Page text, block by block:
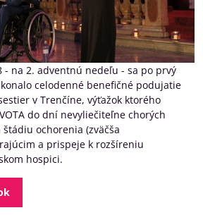
- na 2. adventnú nedeľu - sa po prvý
celodenné benefičné podujatie
v Trenčíne, výťažok ktorého
do dní nevyliečiteľne chorých
ochorenia (zväčša
a prispeje k rozšíreniu
hospici.